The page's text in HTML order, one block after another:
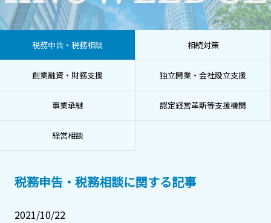
税務申告・税務相談 相続対策
創業融資・財務支援 独立開業・会社設立支援
事業承継 認定経営革新等支援機関
経営相談
税務申告・税務相談に関する記事
2021/10/22